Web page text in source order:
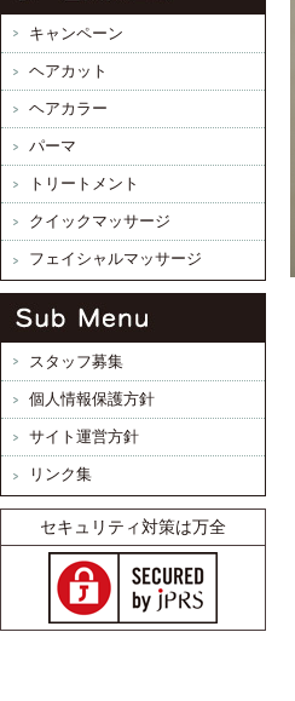
キャンペーン
ヘアカット
ヘアカラー
パーマ
トリートメント
クイックマッサージ
フェイシャルマッサージ
スタッフ募集
個人情報保護方針
サイト運営方針
リンク集
セキュリティ対策は万全